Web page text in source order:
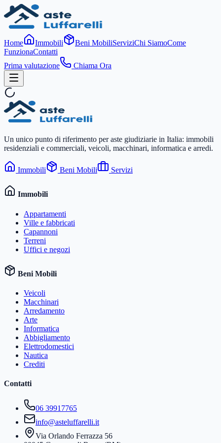
Home Immobili Beni MobiliServiziChi SiamoCome
FunzionaContatti
Prima valutazione
Chiama Ora
Un unico punto di riferimento per aste giudiziarie in Italia: immobili
residenziali e commerciali, veicoli, macchinari, informatica e arredi.
Immobili Beni Mobili Servizi
Immobili
Appartamenti
Ville e fabbricati
Capannoni
Terreni
Uffici e negozi
Beni Mobili
Veicoli
Macchinari
Arredamento
Arte
Informatica
Abbigliamento
Elettrodomestici
Nautica
Crediti
Contatti
06 39917765
info@asteluffarelli.it
Via Orlando Ferrazza 56